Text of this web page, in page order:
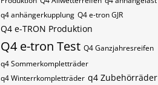
q4 anhängerkupplung Q4 e-tron GJR
Q4 e-TRON Produktion
Q4 e-tron Test Q4 Ganzjahresreifen
q4 Sommerkompletträder
q4 Winterrkompletträder q4 Zubehörräder